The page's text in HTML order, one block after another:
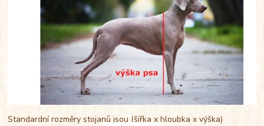
Standardní rozměry stojanů jsou (šířka x hloubka x výška)